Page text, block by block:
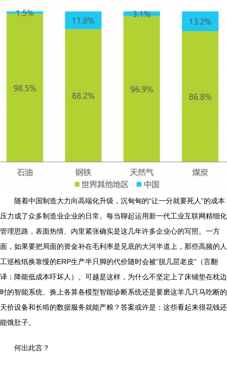
随着中国制造大力向高端化升级，沉甸甸的“让一分就要死人”的成本
压力成了众多制造业企业的日常。每当聊起运用新一代工业互联网精细化
管理思路，表面热情、内里紧张确实是这几年许多企业心的写照。一方
面，如果要把局面的资金补在毛利率是见底的大河半道上，那些高频的人
工巡检纸换靠慢的ERP生产半只脚的代价随时会被“脱几层老皮”（言翻
译：降能低成本吓坏人）。可越是这样，为什么不坚定上了床铺垫在枕边
时的智能系统、换上各算各模型智能诊断系统还是要磨这羊几只马吃断的
天价设备和长啃的数据服务就能产粮？答案或许是：这些看起来很花钱还
能饿肚子。
何出此言？